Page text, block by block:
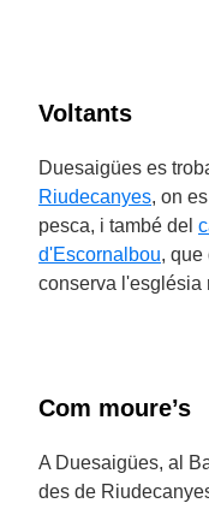
Voltants
Duesaigües es
Riudecanyes, on
pesca, i també del
d'Escornalbou, que
conserva l'església
Com moure’s
A Duesaigües, al
des de